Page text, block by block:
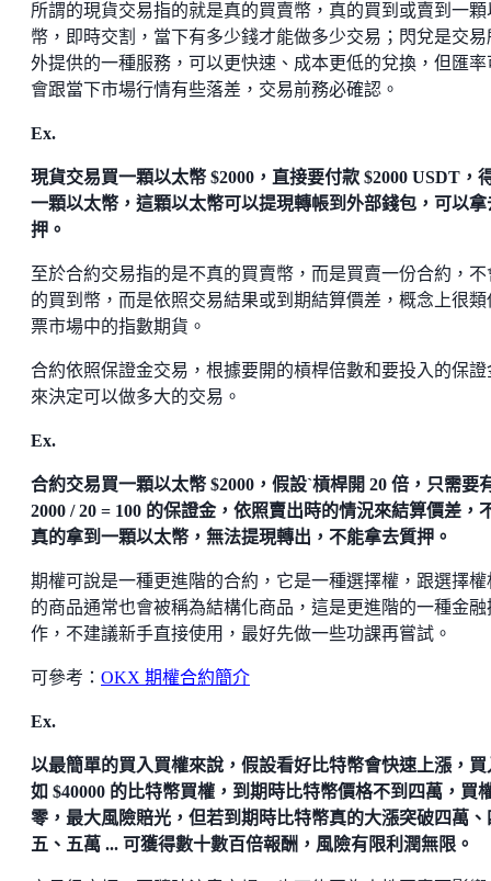
所謂的現貨交易指的就是真的買賣幣，真的買到或賣到一顆
幣，即時交割，當下有多少錢才能做多少交易；閃兌是交易
外提供的一種服務，可以更快速、成本更低的兌換，但匯率
會跟當下市場行情有些落差，交易前務必確認。
Ex.
現貨交易買一顆以太幣 $2000，直接要付款 $2000 USDT，
一顆以太幣，這顆以太幣可以提現轉帳到外部錢包，可以拿
押。
至於合約交易指的是不真的買賣幣，而是買賣一份合約，不
的買到幣，而是依照交易結果或到期結算價差，概念上很類
票市場中的指數期貨。
合約依照保證金交易，根據要開的槓桿倍數和要投入的保證
來決定可以做多大的交易。
Ex.
合約交易買一顆以太幣 $2000，假設ˋ槓桿開 20 倍，只需要
2000 / 20 = 100 的保證金，依照賣出時的情況來結算價差，
真的拿到一顆以太幣，無法提現轉出，不能拿去質押。
期權可說是一種更進階的合約，它是一種選擇權，跟選擇權
的商品通常也會被稱為結構化商品，這是更進階的一種金融
作，不建議新手直接使用，最好先做一些功課再嘗試。
可參考： OKX 期權合約簡介
Ex.
以最簡單的買入買權來說，假設看好比特幣會快速上漲，買
如 $40000 的比特幣買權，到期時比特幣價格不到四萬，買
零，最大風險賠光，但若到期時比特幣真的大漲突破四萬、
五、五萬 ... 可獲得數十數百倍報酬，風險有限利潤無限。